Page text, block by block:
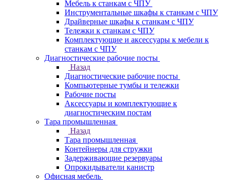
Мебель к станкам с ЧПУ
Инструментальные шкафы к станкам с ЧПУ
Драйверные шкафы к станкам с ЧПУ
Тележки к станкам с ЧПУ
Комплектующие и аксессуары к мебели к
станкам с ЧПУ
Диагностические рабочие посты
Назад
Диагностические рабочие посты
Компьютерные тумбы и тележки
Рабочие посты
Аксессуары и комплектующие к
диагностическим постам
Тара промышленная
Назад
Тара промышленная
Контейнеры для стружки
Задерживающие резервуары
Опрокидыватели канистр
Офисная мебель